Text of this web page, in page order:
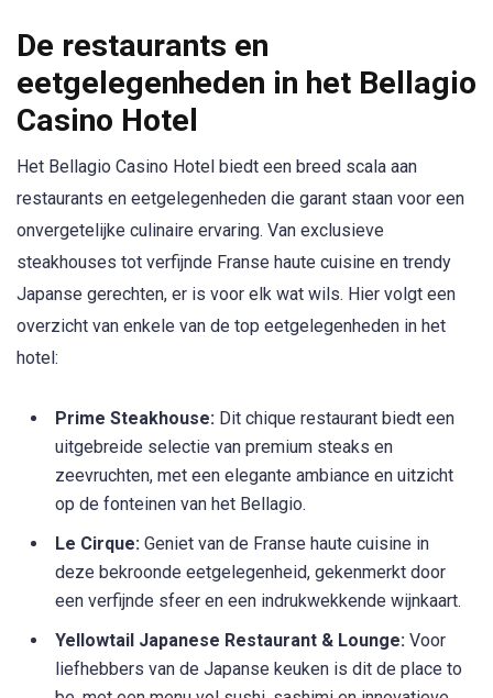
De restaurants en
eetgelegenheden in het Bellagio
Casino Hotel
Het Bellagio Casino Hotel biedt een breed scala aan
restaurants en eetgelegenheden die garant staan voor een
onvergetelijke culinaire ervaring. Van exclusieve
steakhouses tot verfijnde Franse haute cuisine en trendy
Japanse gerechten, er is voor elk wat wils. Hier volgt een
overzicht van enkele van de top eetgelegenheden in het
hotel:
Prime Steakhouse: Dit chique restaurant biedt een
uitgebreide selectie van premium steaks en
zeevruchten, met een elegante ambiance en uitzicht
op de fonteinen van het Bellagio.
Le Cirque: Geniet van de Franse haute cuisine in
deze bekroonde eetgelegenheid, gekenmerkt door
een verfijnde sfeer en een indrukwekkende wijnkaart.
Yellowtail Japanese Restaurant & Lounge: Voor
liefhebbers van de Japanse keuken is dit de place to